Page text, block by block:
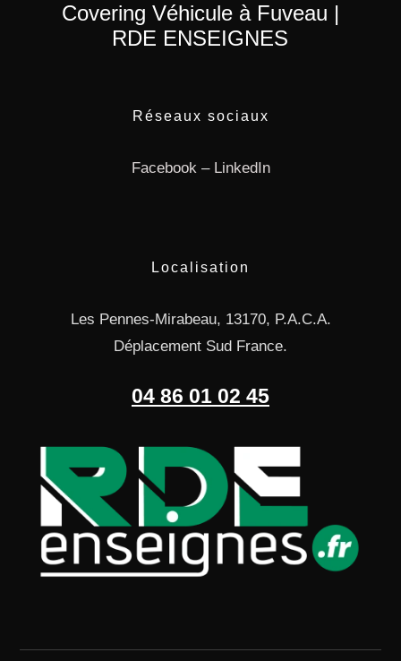
Covering Véhicule à Fuveau |
RDE ENSEIGNES
Réseaux sociaux
Facebook– LinkedIn
Localisation
Les Pennes-Mirabeau, 13170, P.A.C.A.
Déplacement Sud France.
04 86 01 02 45